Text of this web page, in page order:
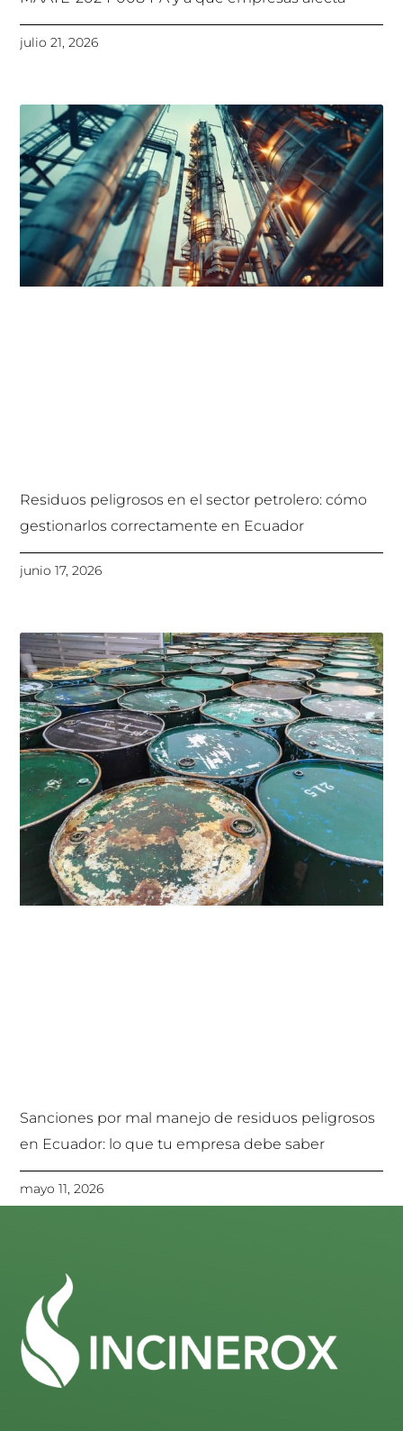
julio 21, 2026
Residuos peligrosos en el sector petrolero: cómo
gestionarlos correctamente en Ecuador
junio 17, 2026
Sanciones por mal manejo de residuos peligrosos
en Ecuador: lo que tu empresa debe saber
mayo 11, 2026